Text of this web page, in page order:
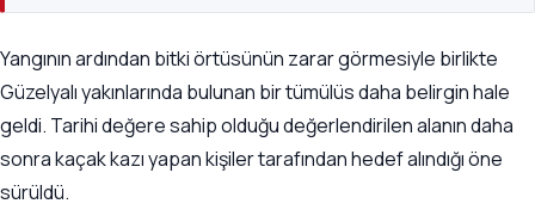
Yangının ardından bitki örtüsünün zarar görmesiyle birlikte
Güzelyalı yakınlarında bulunan bir tümülüs daha belirgin hale
geldi. Tarihi değere sahip olduğu değerlendirilen alanın daha
sonra kaçak kazı yapan kişiler tarafından hedef alındığı öne
sürüldü.